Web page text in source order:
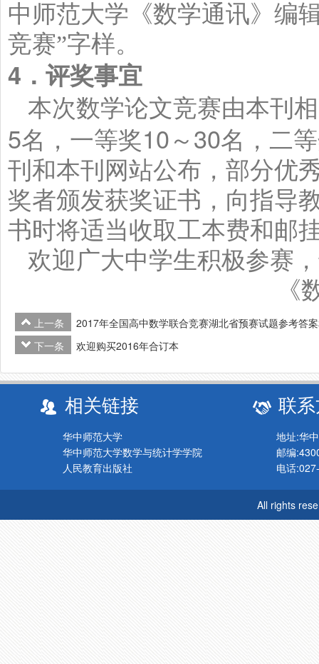
中师范大学《数学通讯》编
竞赛”字样。
4 ．评奖事宜
本次数学论文竞赛由本刊
5名，一等奖10 ～ 30名，二
刊和本刊网站公布，部分优
奖者颁发获奖证书，向指导
书时将适当收取工本费和邮
欢迎广大中学生积极参赛
《
上一条
2017年全国高中数学联合竞赛湖北省预赛试题参考答
下一条
欢迎购买2016年合订本
相关链接
华中师范大学
华中师范大学数学与统计学学院
人民教育出版社
联
地址:华
邮编
电话
All rights